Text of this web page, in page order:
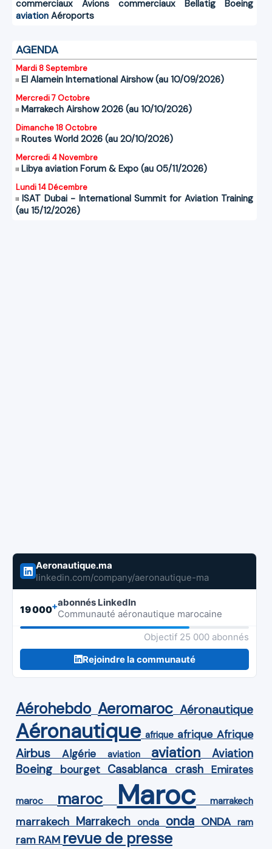
commerciaux Avions commerciaux Bellatig
Boeing
aviation Aéroports
AGENDA
Mardi 8 Septembre
El Alamein International Airshow (au 10/09/2026)
Mercredi 7 Octobre
Marrakech Airshow 2026 (au 10/10/2026)
Dimanche 18 Octobre
Routes World 2026 (au 20/10/2026)
Mercredi 4 Novembre
Libya aviation Forum & Expo (au 05/11/2026)
Lundi 14 Décembre
ISAT Dubai - International Summit for Aviation Training
(au 15/12/2026)
Aeronautique.ma
linkedin.com/company/aeronautique-ma
19 000+abonnés LinkedIn
Communauté aéronautique marocaine
Objectif 25 000 abonnés
Rejoindre la communauté
Aérohebdo Aeromaroc Aéronautique
Aéronautique afrique afrique Afrique
Airbus Algérie aviation aviation Aviation
Boeing bourget Casablanca crash Emirates
maroc maroc Maroc marrakech
marrakech Marrakech onda onda ONDA ram
ram RAM revue de presse